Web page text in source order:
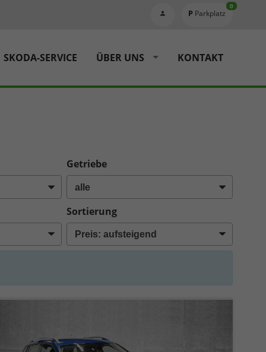
Parkplatz
0
SKODA-SERVICE ÜBER UNS KONTAKT
Getriebe
Sortierung